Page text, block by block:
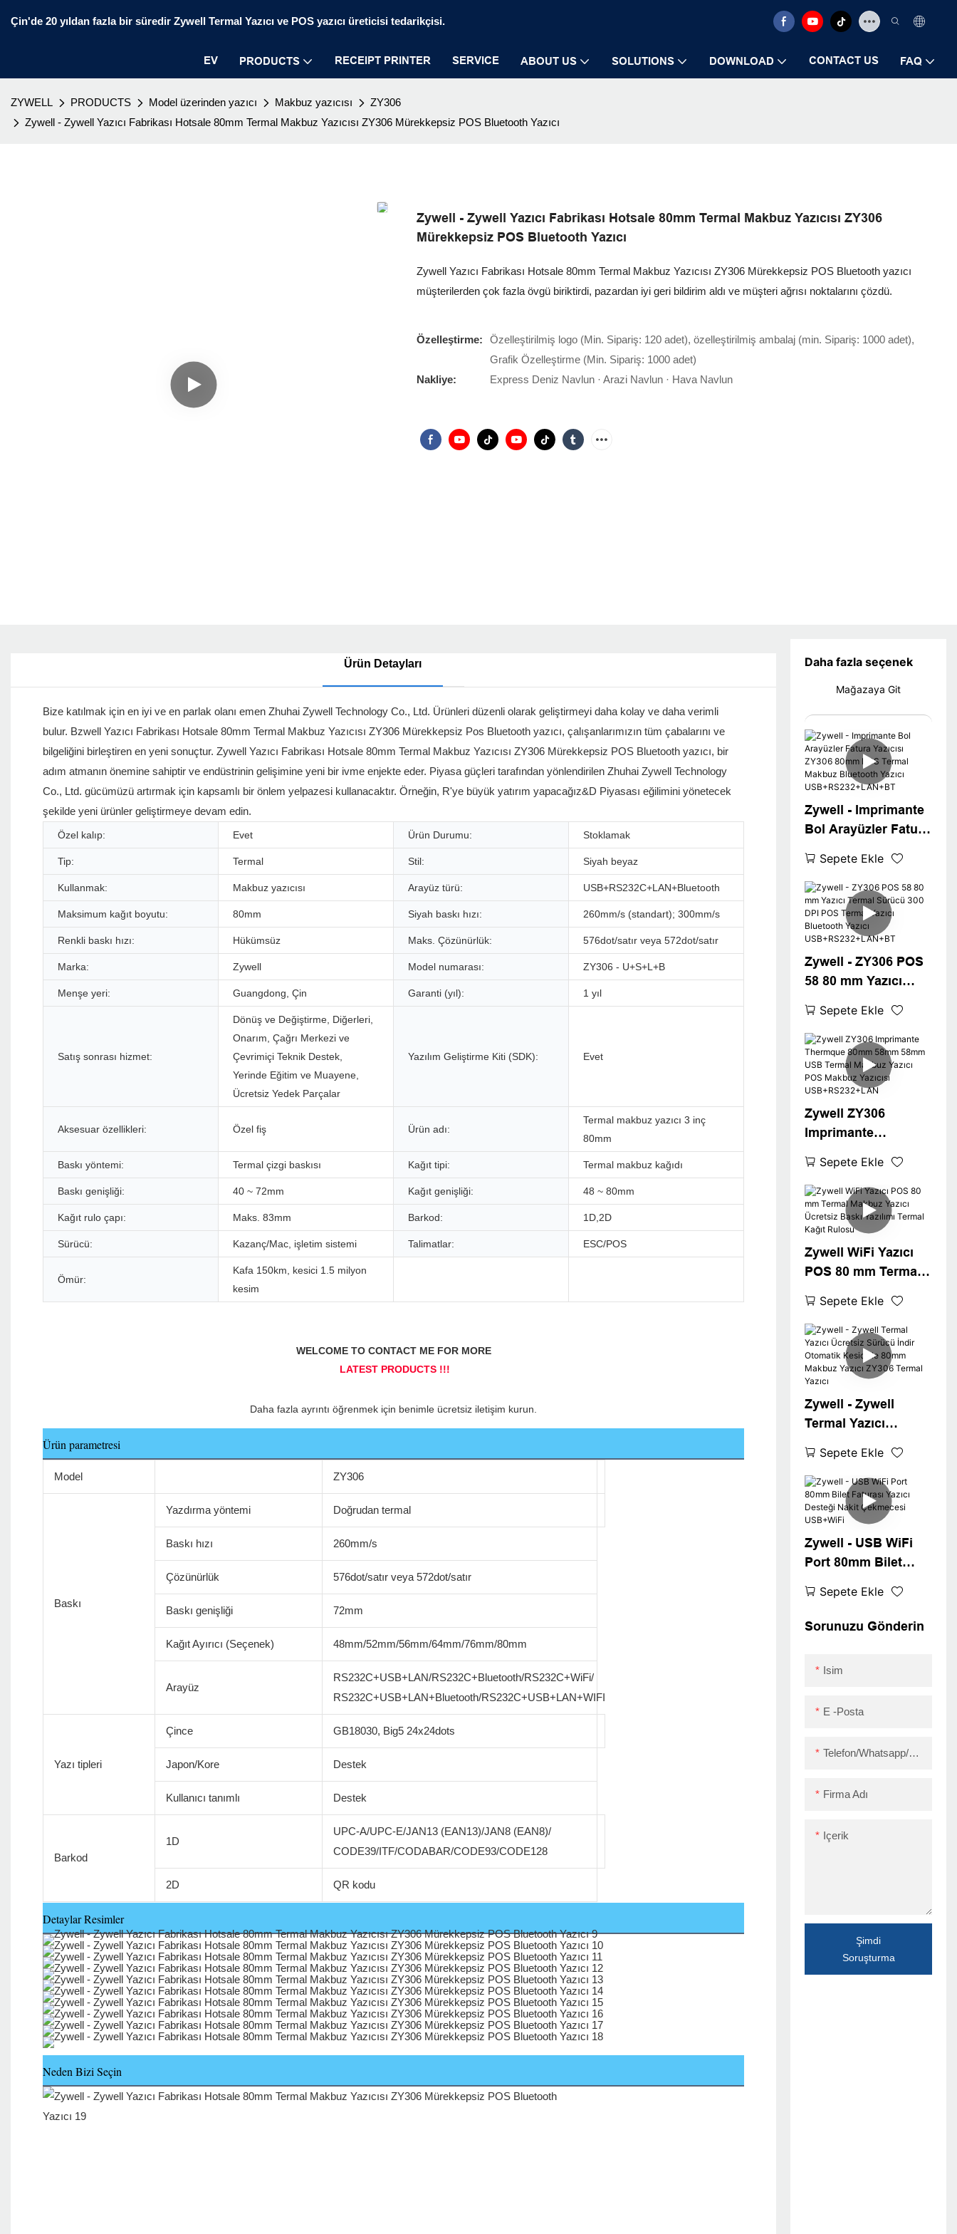
Çin'de 20 yıldan fazla bir süredir Zywell Termal Yazıcı ve POS yazıcı üreticisi tedarikçisi.
EV PRODUCTS RECEIPT PRINTER SERVICE ABOUT US SOLUTIONS DOWNLOAD CONTACT US FAQ
ZYWELL PRODUCTS Model üzerinden yazıcı Makbuz yazıcısı
ZY306
Zywell - Zywell Yazıcı Fabrikası Hotsale 80mm Termal Makbuz Yazıcısı ZY306 Mürekkepsiz POS Bluetooth Yazıcı
Zywell - Zywell Yazıcı Fabrikası Hotsale 80mm Termal Makbuz Yazıcısı ZY306
Mürekkepsiz POS Bluetooth Yazıcı
Zywell Yazıcı Fabrikası Hotsale 80mm Termal Makbuz Yazıcısı ZY306 Mürekkepsiz POS Bluetooth yazıcı
müşterilerden çok fazla övgü biriktirdi, pazardan iyi geri bildirim aldı ve müşteri ağrısı noktalarını çözdü.
Özelleştirme:
Özelleştirilmiş logo (Min. Sipariş: 120 adet), özelleştirilmiş ambalaj (min. Sipariş: 1000 adet),
Grafik Özelleştirme (Min. Sipariş: 1000 adet)
Nakliye:
Express Deniz Navlun · Arazi Navlun · Hava Navlun
Daha fazla seçenek
Mağazaya Git
Zywell - Imprimante
Bol Arayüzler Fatura
80mm POS Termal
Makbuz Bluetooth
Yazıcı
USB+RS232+LAN+B
T
Sepete Ekle
Zywell - ZY306 POS
58 80 mm Yazıcı
DPI POS Termal
Yazıcı Bluetooth
Yazıcı
USB+RS232+LAN+B
T
Sepete Ekle
Zywell ZY306
Imprimante
58mm 58mm USB
Termal Makbuz
Yazıcı POS Makbuz
Yazıcısı
USB+RS232+LAN
Sepete Ekle
Zywell WiFi Yazıcı
POS 80 mm Termal
Ücretsiz Baskı
Yazılımı Termal Kağıt
Rulosu
Sepete Ekle
Zywell - Zywell
Termal Yazıcı
İndir Otomatik
Kesici ile 80mm
Makbuz Yazıcı ZY306
Termal Yazıcı
Sepete Ekle
Zywell - USB WiFi
Port 80mm Bilet
Desteği Nakit
Çekmecesi
Sepete Ekle
Sorunuzu Gönderin
Isim
E -posta
Telefon/Whatsapp/Skype
Firma Adı
Içerik
Şimdi
Soruşturma
Ürün Detayları
Bize katılmak için en iyi ve en parlak olanı emen Zhuhai Zywell Technology Co., Ltd. Ürünleri düzenli olarak geliştirmeyi daha kolay ve daha verimli
bulur. Bzwell Yazıcı Fabrikası Hotsale 80mm Termal Makbuz Yazıcısı ZY306 Mürekkepsiz Pos Bluetooth yazıcı, çalışanlarımızın tüm çabalarını ve
bilgeliğini birleştiren en yeni sonuçtur. Zywell Yazıcı Fabrikası Hotsale 80mm Termal Makbuz Yazıcısı ZY306 Mürekkepsiz POS Bluetooth yazıcı, bir
adım atmanın önemine sahiptir ve endüstrinin gelişimine yeni bir ivme enjekte eder. Piyasa güçleri tarafından yönlendirilen Zhuhai Zywell Technology
Co., Ltd. gücümüzü artırmak için kapsamlı bir önlem yelpazesi kullanacaktır. Örneğin, R'ye büyük yatırım yapacağız&D Piyasası eğilimini yönetecek
şekilde yeni ürünler geliştirmeye devam edin.
Özel kalıp: Evet Ürün Durumu: Stoklamak
Tip: Termal Stil: Siyah beyaz
Kullanmak: Makbuz yazıcısı Arayüz türü: USB+RS232C+LAN+Bluetooth
Maksimum kağıt boyutu: 80mm Siyah baskı hızı: 260mm/s (standart); 300mm/s
Renkli baskı hızı: Hükümsüz Maks. Çözünürlük: 576dot/satır veya 572dot/satır
Marka: Zywell Model numarası: ZY306 - U+S+L+B
Menşe yeri: Guangdong, Çin Garanti (yıl): 1 yıl
Satış sonrası hizmet:
Dönüş ve Değiştirme, Diğerleri,
Onarım, Çağrı Merkezi ve
Çevrimiçi Teknik Destek,
Yerinde Eğitim ve Muayene,
Ücretsiz Yedek Parçalar
Yazılım Geliştirme Kiti (SDK): Evet
Aksesuar özellikleri: Özel fiş Ürün adı:
Termal makbuz yazıcı 3 inç
80mm
Baskı yöntemi: Termal çizgi baskısı Kağıt tipi: Termal makbuz kağıdı
Baskı genişliği: 40 ~ 72mm Kağıt genişliği: 48 ~ 80mm
Kağıt rulo çapı: Maks. 83mm Barkod: 1D,2D
Sürücü: Kazanç/Mac, işletim sistemi Talimatlar: ESC/POS
Ömür:
Kafa 150km, kesici 1.5 milyon
kesim
Ürün parametresi
Model ZY306
Baskı
Yazdırma yöntemi Doğrudan termal
Baskı hızı 260mm/s
Çözünürlük 576dot/satır veya 572dot/satır
Baskı genişliği 72mm
Kağıt Ayırıcı (Seçenek) 48mm/52mm/56mm/64mm/76mm/80mm
Arayüz
RS232C+USB+LAN/RS232C+Bluetooth/RS232C+WiFi/
RS232C+USB+LAN+Bluetooth/RS232C+USB+LAN+WIFI
Yazı tipleri
Çince GB18030, Big5 24x24dots
Japon/Kore Destek
Kullanıcı tanımlı Destek
Barkod
1D
UPC-A/UPC-E/JAN13 (EAN13)/JAN8 (EAN8)/
CODE39/ITF/CODABAR/CODE93/CODE128
2D QR kodu
Detaylar Resimler
Neden Bizi Seçin